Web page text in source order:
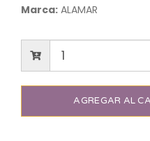
Marca: ALAMAR